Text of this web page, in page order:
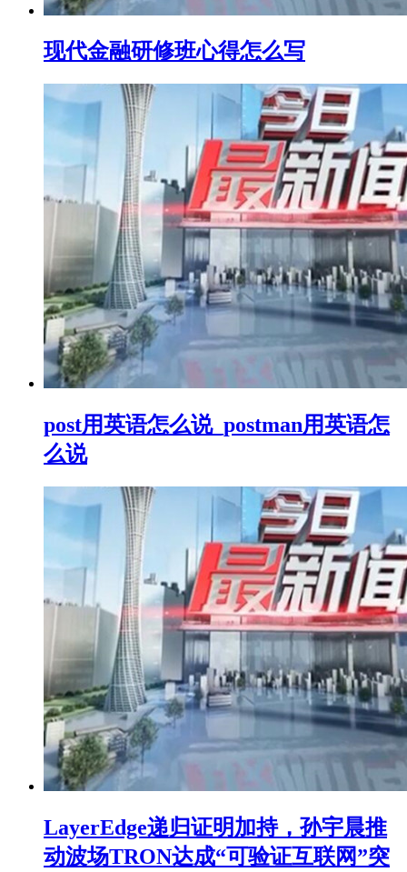
现代金融研修班心得怎么写
post用英语怎么说_postman用英语怎
么说
LayerEdge递归证明加持，孙宇晨推
动波场TRON达成“可验证互联网”突